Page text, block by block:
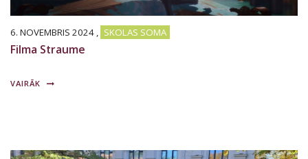
6. NOVEMBRIS 2024 SKOLAS SOMA
Filma Straume
VAIRĀK